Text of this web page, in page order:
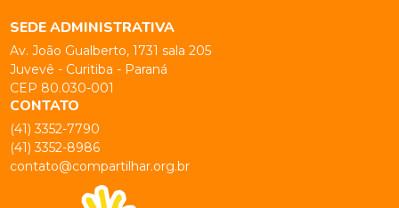
SEDE ADMINISTRATIVA
Av. João Gualberto, 1731 sala 205
Juvevê - Curitiba - Paraná
CEP 80.030-001
CONTATO
(41) 3352-7790
(41) 3352-8986
contato@compartilhar.org.br